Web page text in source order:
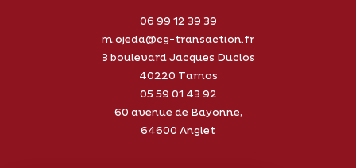
06 99 12 39 39
m.ojeda@cg-transaction.fr
3 boulevard Jacques Duclos
40220
Tarnos
05 59 01 43 92
60 avenue de Bayonne,
64600 Anglet